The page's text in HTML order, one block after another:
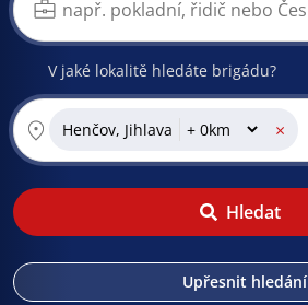
V jaké lokalitě hledáte brigádu?
Henčov, Jihlava ×
Hledat
Upřesnit hledání